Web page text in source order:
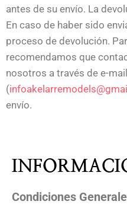
antes de su envío. La
En caso de haber sido
proceso de devolución.
recomendamos que
nosotros a través de e-mail
(
envío.
Condiciones